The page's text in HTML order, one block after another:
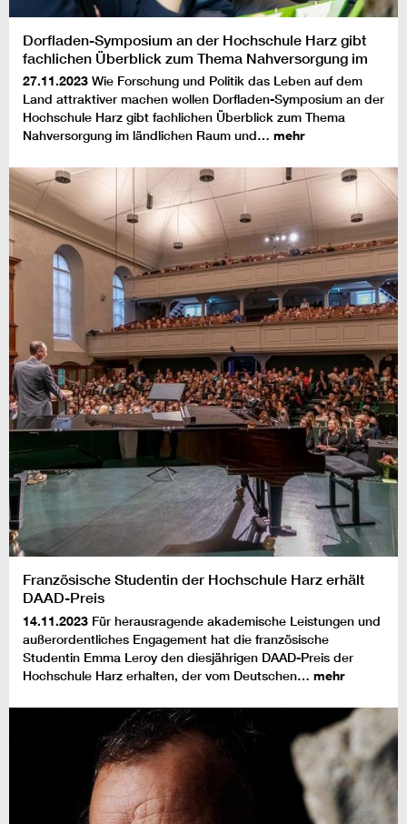
Dorfladen-Symposium an der Hochschule Harz gibt
fachlichen Überblick zum Thema Nahversorgung im
ländlichen Raum und vernetzt wichtige Akteure
27.11.2023 Wie Forschung und Politik das Leben auf dem
Land attraktiver machen wollen Dorfladen-Symposium an der
Hochschule Harz gibt fachlichen Überblick zum Thema
Nahversorgung im ländlichen Raum und… mehr
Französische Studentin der Hochschule Harz erhält
DAAD-Preis
14.11.2023 Für herausragende akademische Leistungen und
außerordentliches Engagement hat die französische
Studentin Emma Leroy den diesjährigen DAAD-Preis der
Hochschule Harz erhalten, der vom Deutschen… mehr